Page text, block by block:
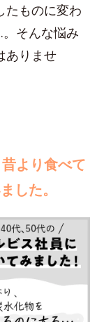
たものに変わ
そんな悩み
ありませ
より食べて
した。